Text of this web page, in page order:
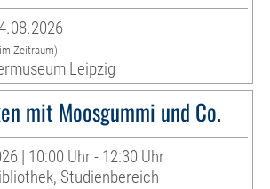
Zeitraum)
Leipzig
mit Moosgummi und Co.
| 10:00 Uhr - 12:30 Uhr
Studienbereich